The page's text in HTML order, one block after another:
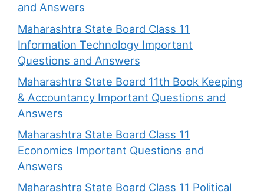
and Answers
Maharashtra State Board Class 11
Information Technology Important
Questions and Answers
Maharashtra State Board 11th Book Keeping
& Accountancy Important Questions and
Answers
Maharashtra State Board Class 11
Economics Important Questions and
Answers
Maharashtra State Board Class 11 Political